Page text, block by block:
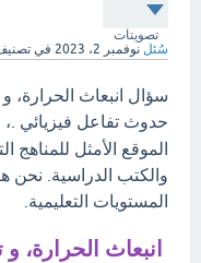
تصويتات
سُئل نوفمبر 2، 2023 في
سؤال انبعاث الحرارة،
حدوث تفاعل فيزيائي
الموقع الأمثل للمناهج
والكتب الدراسية. نحن
المستويات التعليمية.
انبعاث الحرارة،